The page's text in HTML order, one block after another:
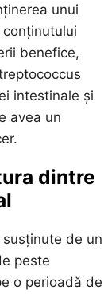
unui
benefice,
intestinale și
avea un
dintre
de un
peste
o perioadă de